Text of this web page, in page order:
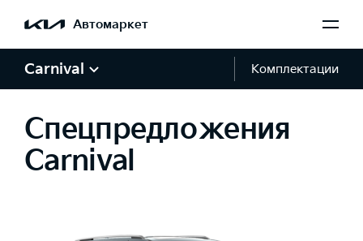
Автомаркет
Carnival Комплектации
Спецпредложения
Carnival